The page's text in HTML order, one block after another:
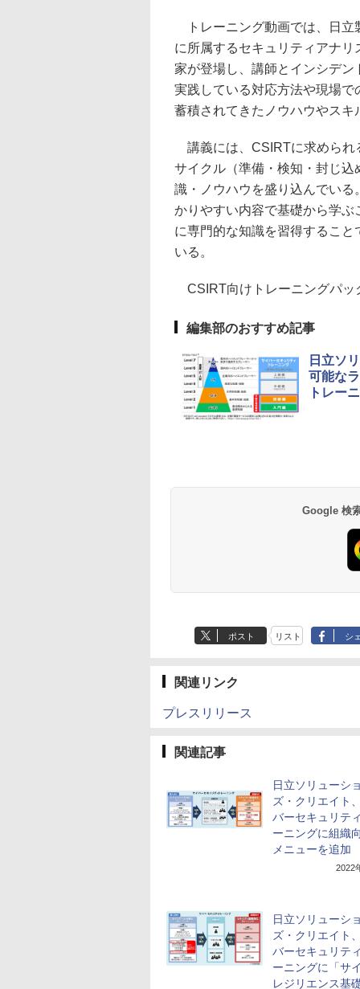
トレーニング動画では、日立
に所属するセキュリティアナ
家が登場し、講師とインシデ
実践している対応方法や現場
蓄積されてきたノウハウやスキ
講義には、CSIRTに求められ
サイクル（準備・検知・封じ
識・ノウハウを盛り込んでい
かりやすい内容で基礎から学
に専門的な知識を習得するこ
いる。
CSIRT向けトレーニングパッ
編集部のおすすめ記事
日立ソ
可能な
トレー
Google 検
ポスト リスト シ
関連リンク
プレスリリース
関連記事
日立ソリューシ
ズ・クリエイト
バーセキュリテ
ーニングに組織
メニューを追加
2022
日立ソリューシ
ズ・クリエイト
バーセキュリテ
ーニングに「サ
レジリエンス基